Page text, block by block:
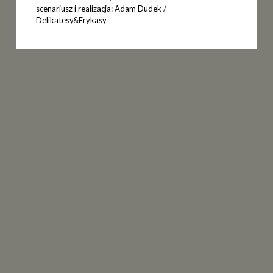
scenariusz i realizacja: Adam Dudek /
Delikatesy&Frykasy